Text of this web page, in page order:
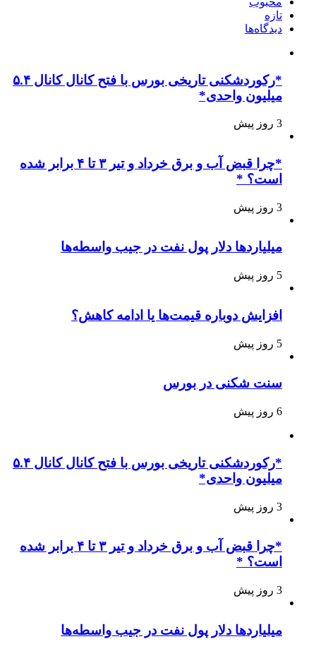
تازه
دیدگاه‌ها
*رکوردشکنی تاریخی بورس با فتح کانال کانال ۵.۴
میلیون واحدی*
3 روز پیش
*چرا قبض آب و برق خرداد و تیر ۳ تا ۴ برابر شده
است؟ *
3 روز پیش
میلیاردها دلار پول نفت در جیب واسطه‌ها
5 روز پیش
افزایش دوباره قیمت‌ها یا ادامه کاهش؟
5 روز پیش
سنت شکنی در بورس
6 روز پیش
*رکوردشکنی تاریخی بورس با فتح کانال کانال ۵.۴
میلیون واحدی*
3 روز پیش
*چرا قبض آب و برق خرداد و تیر ۳ تا ۴ برابر شده
است؟ *
3 روز پیش
میلیاردها دلار پول نفت در جیب واسطه‌ها